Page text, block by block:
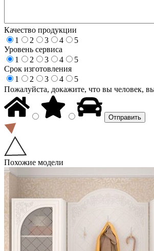
Качество продукции
1
2 3 4
5
Уровень сервиса
1
2 3 4
5
Срок изготовления
1
2 3 4
5
Пожалуйста, докажите, что вы человек,
Похожие модели